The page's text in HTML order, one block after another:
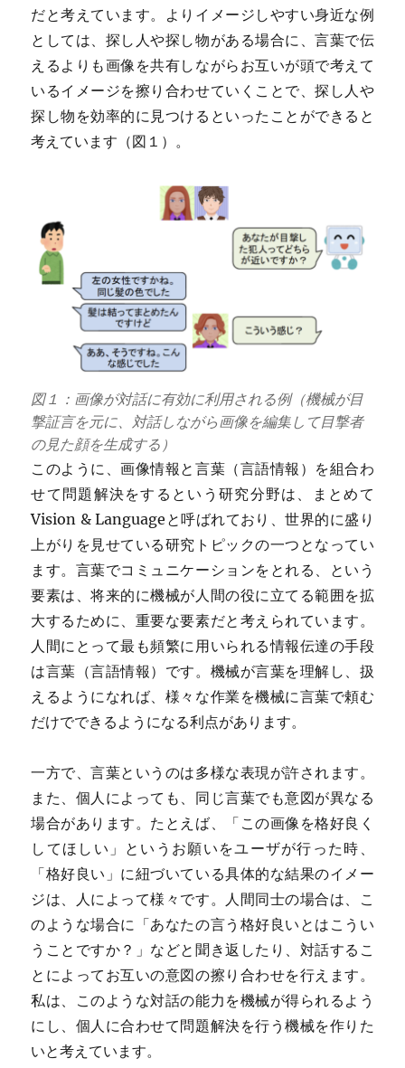
だと考えています。よりイメージしやすい身近な例
としては、探し人や探し物がある場合に、言葉で伝
えるよりも画像を共有しながらお互いが頭で考えて
いるイメージを擦り合わせていくことで、探し人や
探し物を効率的に見つけるといったことができると
考えています（図１）。
図１：画像が対話に有効に利用される例（機械が目
撃証言を元に、対話しながら画像を編集して目撃者
の見た顔を生成する）
このように、画像情報と言葉（言語情報）を組合わ
せて問題解決をするという研究分野は、まとめて
Vision & Languageと呼ばれており、世界的に盛り
上がりを見せている研究トピックの一つとなってい
ます。言葉でコミュニケーションをとれる、という
要素は、将来的に機械が人間の役に立てる範囲を拡
大するために、重要な要素だと考えられています。
人間にとって最も頻繁に用いられる情報伝達の手段
は言葉（言語情報）です。機械が言葉を理解し、扱
えるようになれば、様々な作業を機械に言葉で頼む
だけでできるようになる利点があります。
一方で、言葉というのは多様な表現が許されます。
また、個人によっても、同じ言葉でも意図が異なる
場合があります。たとえば、「この画像を格好良く
してほしい」というお願いをユーザが行った時、
「格好良い」に紐づいている具体的な結果のイメー
ジは、人によって様々です。人間同士の場合は、こ
のような場合に「あなたの言う格好良いとはこうい
うことですか？」などと聞き返したり、対話するこ
とによってお互いの意図の擦り合わせを行えます。
私は、このような対話の能力を機械が得られるよう
にし、個人に合わせて問題解決を行う機械を作りた
いと考えています。